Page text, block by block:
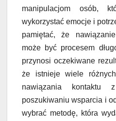
manipulacjom osób,
wykorzystać emocje i
pamiętać, że
może być procesem
przynosi oczekiwane
że istnieje wiele
nawiązania kontaktu
poszukiwaniu wsparcia i
wybrać metodę, która